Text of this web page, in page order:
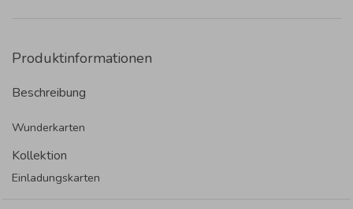
Produktinformationen
Beschreibung
Wunderkarten
Kollektion
Einladungskarten